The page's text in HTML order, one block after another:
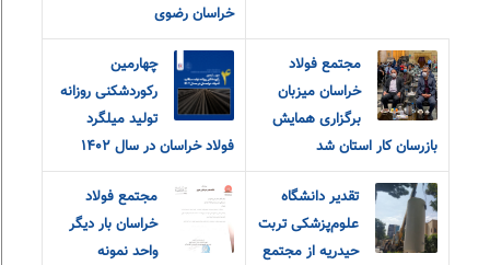
خراسان رضوی
مجتمع فولاد
خراسان میزبان
برگزاری همایش
بازرسان کار استان شد
چهارمین
رکوردشکنی روزانه
تولید میلگرد
فولاد خراسان در سال ۱۴۰۲
تقدیر دانشگاه
علوم‌پزشکی تربت
حیدریه از مجتمع
مجتمع فولاد
خراسان بار دیگر
واحد نمونه